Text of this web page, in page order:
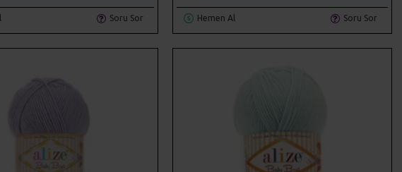
Soru Sor Hemen Al Soru Sor